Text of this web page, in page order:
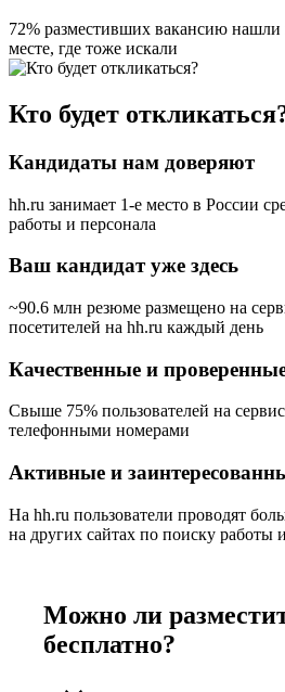
72% разместивших вакансию нашли
месте, где тоже искали
Кто будет
Кандидаты нам доверяют
hh.ru занимает 1-е место в России
работы и персонала
Ваш кандидат уже здесь
~90.6 млн резюме размещено на
посетителей на hh.ru каждый день
Качественные и
Свыше 75% пользователей на
телефонными номерами
Активные и
На hh.ru пользователи проводят
на других сайтах по поиску работы
Можно ли
бесплатно?